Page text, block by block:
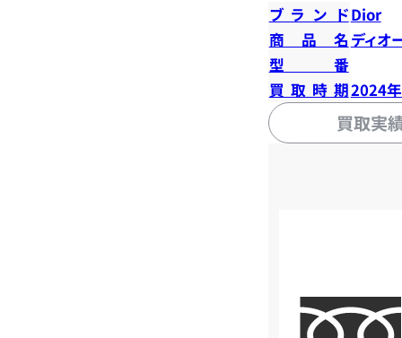
ブランドDior
商品名 ディオ
型番
買取時期2024
買取実